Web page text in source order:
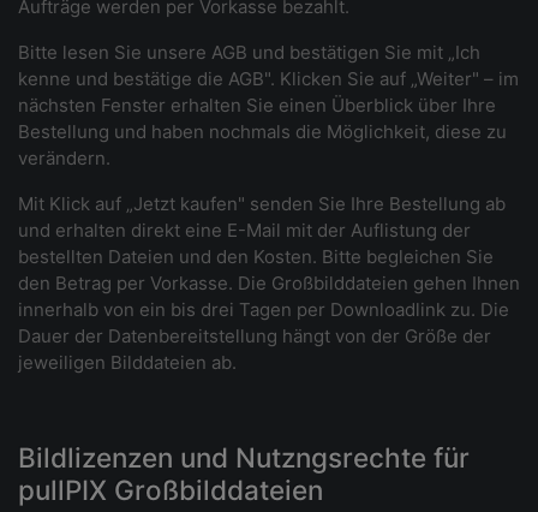
Aufträge werden per Vorkasse bezahlt.
Bitte lesen Sie unsere AGB und bestätigen Sie mit „Ich
kenne und bestätige die AGB". Klicken Sie auf „Weiter" – im
nächsten Fenster erhalten Sie einen Überblick über Ihre
Bestellung und haben nochmals die Möglichkeit, diese zu
verändern.
Mit Klick auf „Jetzt kaufen" senden Sie Ihre Bestellung ab
und erhalten direkt eine E-Mail mit der Auflistung der
bestellten Dateien und den Kosten. Bitte begleichen Sie
den Betrag per Vorkasse. Die Großbilddateien gehen Ihnen
innerhalb von ein bis drei Tagen per Downloadlink zu. Die
Dauer der Datenbereitstellung hängt von der Größe der
jeweiligen Bilddateien ab.
Bildlizenzen und Nutzngsrechte für
pullPIX Großbilddateien